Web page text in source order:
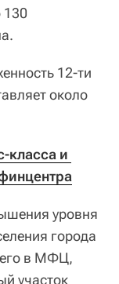
130
12-ти
около
класса и
уровня
города
его в МФЦ,
участок